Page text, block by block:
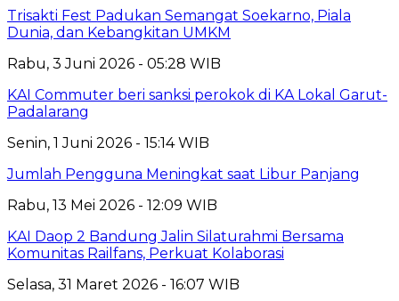
Trisakti Fest Padukan Semangat Soekarno, Piala
Dunia, dan Kebangkitan UMKM
Rabu, 3 Juni 2026 - 05:28 WIB
KAI Commuter beri sanksi perokok di KA Lokal Garut-
Padalarang
Senin, 1 Juni 2026 - 15:14 WIB
Jumlah Pengguna Meningkat saat Libur Panjang
Rabu, 13 Mei 2026 - 12:09 WIB
KAI Daop 2 Bandung Jalin Silaturahmi Bersama
Komunitas Railfans, Perkuat Kolaborasi
Selasa, 31 Maret 2026 - 16:07 WIB